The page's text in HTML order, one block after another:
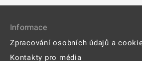
Informace
Zpracování osobních údajů a
Kontakty pro média